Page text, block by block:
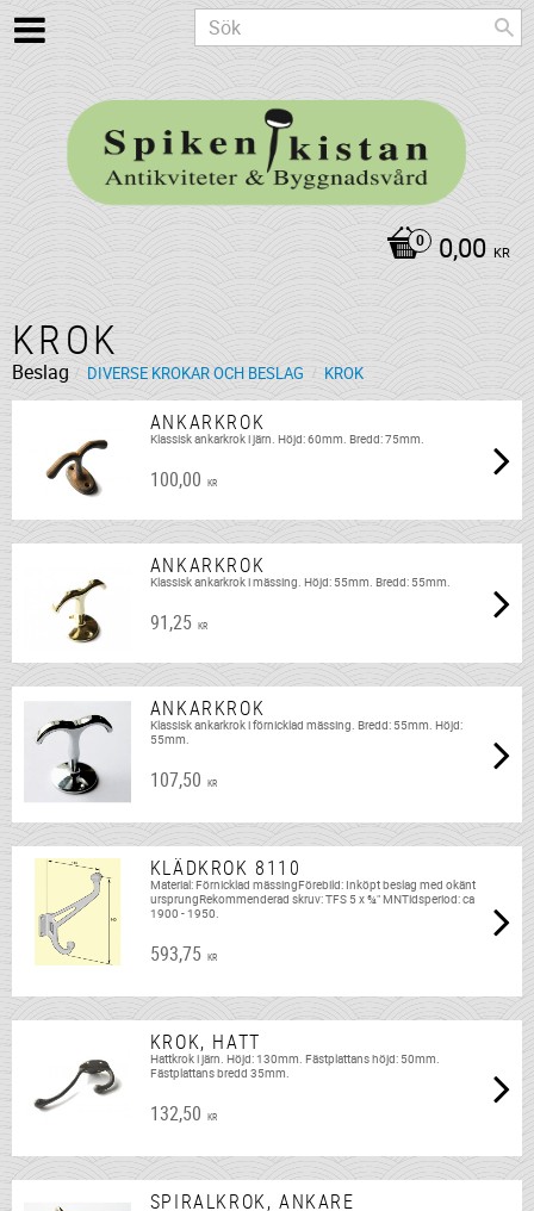
0,00 KR
KROK
Beslag DIVERSE KROKAR OCH BESLAG KROK
ANKARKROK
Klassisk ankarkrok i järn. Höjd: 60mm. Bredd: 75mm.
100,00 KR
ANKARKROK
Klassisk ankarkrok i mässing. Höjd: 55mm. Bredd: 55mm.
91,25 KR
ANKARKROK
Klassisk ankarkrok i förnicklad mässing. Bredd: 55mm. Höjd:
55mm.
107,50 KR
KLÄDKROK 8110
Material: Förnicklad mässingFörebild: Inköpt beslag med okänt
ursprungRekommenderad skruv: TFS 5 x ¾" MNTidsperiod: ca
1900 - 1950.
593,75 KR
KROK, HATT
Hattkrok i järn. Höjd: 130mm. Fästplattans höjd: 50mm.
Fästplattans bredd 35mm.
132,50 KR
SPIRALKROK, ANKARE